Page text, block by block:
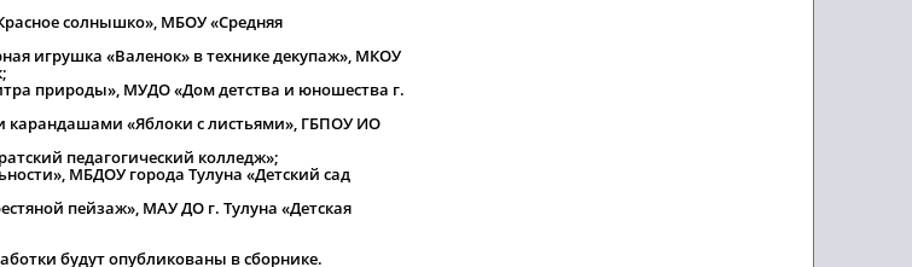
солнышко», МБОУ «Средняя
игрушка «Валенок» в технике декупаж», МКОУ
природы», МУДО «Дом детства и юношества г.
«Яблоки с листьями», ГБПОУ ИО
педагогический колледж»;
МБДОУ города Тулуна «Детский сад
пейзаж», МАУ ДО г. Тулуна «Детская
будут опубликованы в сборнике.